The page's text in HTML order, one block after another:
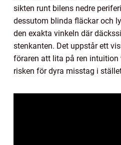
sikten runt bilens nedre
dessutom blinda fläckar och
den exakta vinkeln där
stenkanten. Det uppstår ett
föraren att lita på ren
risken för dyra misstag i